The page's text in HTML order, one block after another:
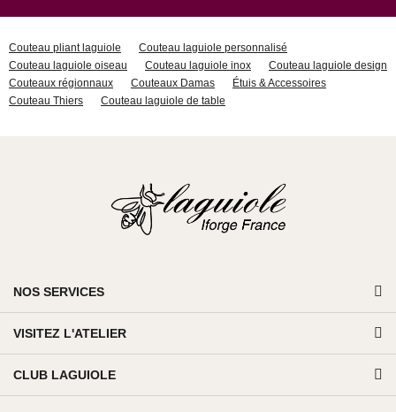
Couteau pliant laguiole
Couteau laguiole personnalisé
Couteau laguiole oiseau
Couteau laguiole inox
Couteau laguiole design
Couteaux régionnaux
Couteaux Damas
Étuis & Accessoires
Couteau Thiers
Couteau laguiole de table
NOS SERVICES
VISITEZ L'ATELIER
CLUB LAGUIOLE